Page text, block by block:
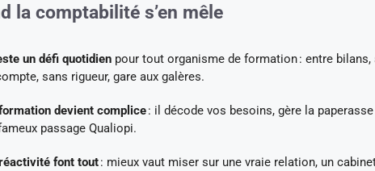
la comptabilité s’en mêle
un défi quotidien pour tout organisme de formation : entre
sans rigueur, gare aux galères.
devient complice: il décode vos besoins, gère la
passage Qualiopi.
font tout: mieux vaut miser sur une vraie relation, un